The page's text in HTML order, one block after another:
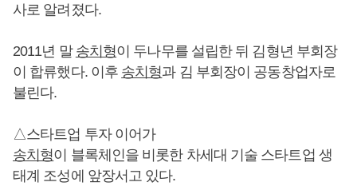
사로 알려졌다.
2011년 말 송치형이 두나무를 설립한 뒤 김형년 부회장
이 합류했다. 이후 송치형과 김 부회장이 공동창업자로
불린다.
△스타트업 투자 이어가
송치형이 블록체인을 비롯한 차세대 기술 스타트업 생
태계 조성에 앞장서고 있다.